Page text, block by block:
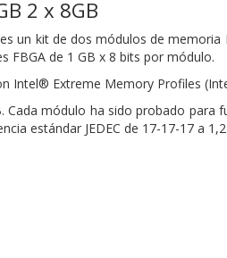
2 x 8GB
un kit de dos módulos de
FBGA de 1 GB x 8 bits por módulo.
Intel® Extreme Memory Profiles
Cada módulo ha sido probado para
estándar JEDEC de 17-17-17 a